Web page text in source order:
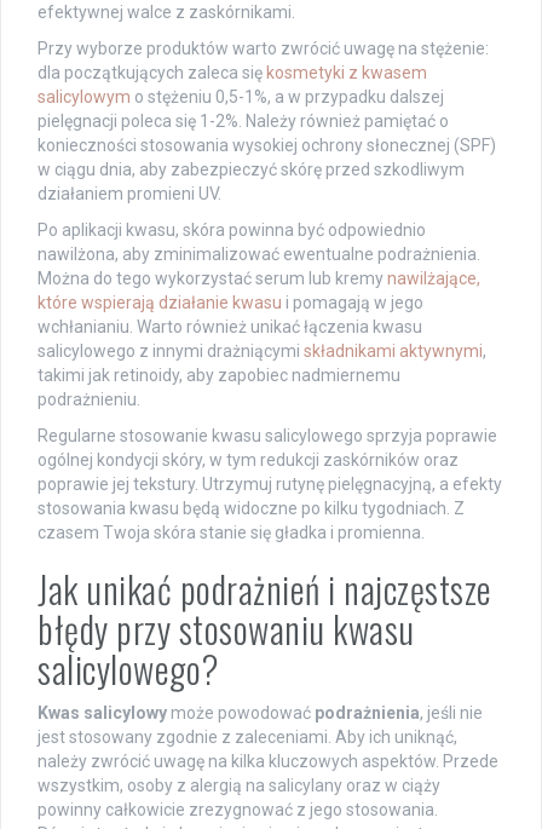
efektywnej walce z zaskórnikami.
Przy wyborze produktów warto zwrócić uwagę na stężenie:
dla początkujących zaleca się kosmetyki z kwasem
salicylowym o stężeniu 0,5-1%, a w przypadku dalszej
pielęgnacji poleca się 1-2%. Należy również pamiętać o
konieczności stosowania wysokiej ochrony słonecznej (SPF)
w ciągu dnia, aby zabezpieczyć skórę przed szkodliwym
działaniem promieni UV.
Po aplikacji kwasu, skóra powinna być odpowiednio
nawilżona, aby zminimalizować ewentualne podrażnienia.
Można do tego wykorzystać serum lub kremynawilżające,
które wspierają działanie kwasu i pomagają w jego
wchłanianiu. Warto również unikać łączenia kwasu
salicylowego z innymi drażniącymi składnikami aktywnymi,
takimi jak retinoidy, aby zapobiec nadmiernemu
podrażnieniu.
Regularne stosowanie kwasu salicylowego sprzyja poprawie
ogólnej kondycji skóry, w tym redukcji zaskórników oraz
poprawie jej tekstury. Utrzymuj rutynę pielęgnacyjną, a efekty
stosowania kwasu będą widoczne po kilku tygodniach. Z
czasem Twoja skóra stanie się gładka i promienna.
Jak unikać podrażnień i najczęstsze
błędy przy stosowaniu kwasu
salicylowego?
Kwas salicylowy może powodować podrażnienia, jeśli nie
jest stosowany zgodnie z zaleceniami. Aby ich uniknąć,
należy zwrócić uwagę na kilka kluczowych aspektów. Przede
wszystkim, osoby z alergią na salicylany oraz w ciąży
powinny całkowicie zrezygnować z jego stosowania.